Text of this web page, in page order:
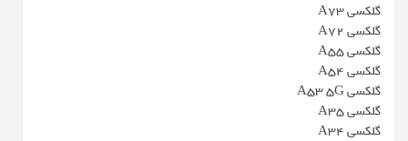
گلکسی A73
گلکسی A72
گلکسی A55
گلکسی A54
گلکسی A53 5G
گلکسی A35
گلکسی A34